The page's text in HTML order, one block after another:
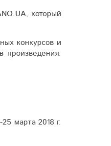
который
конкурсов и
произведения:
марта 2018 г.